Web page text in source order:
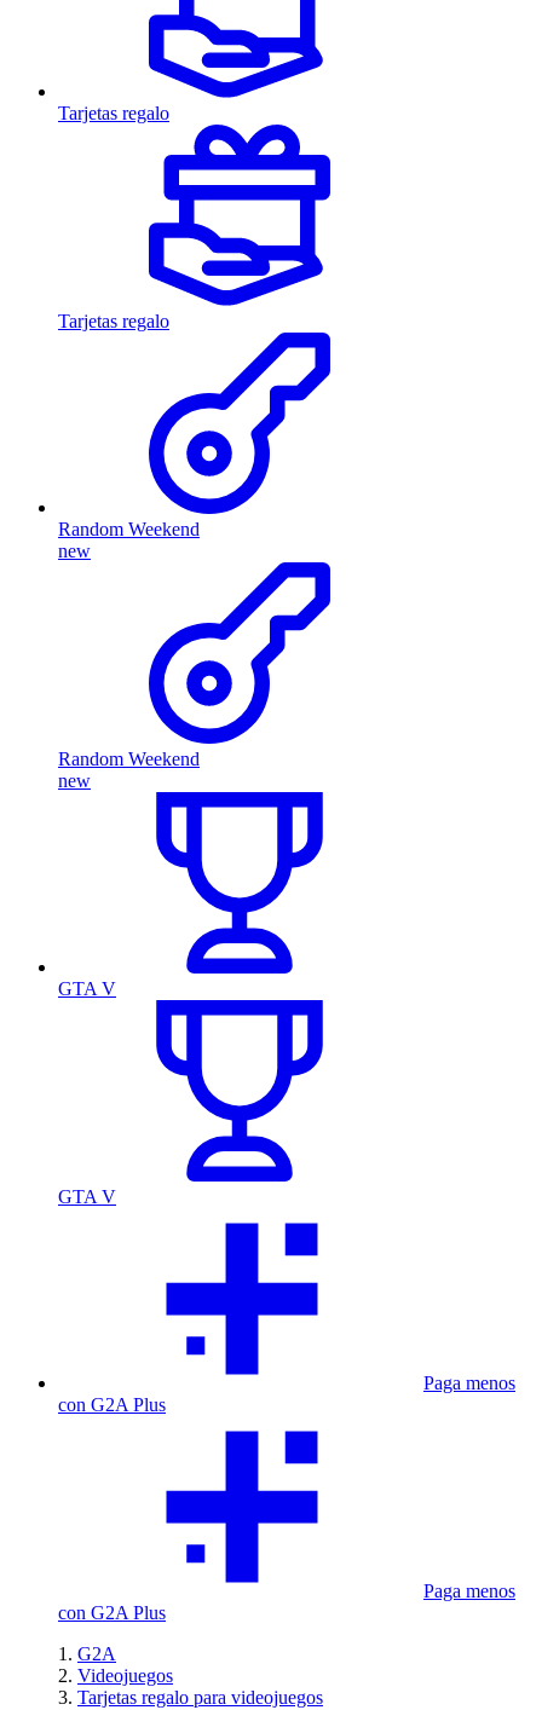
Tarjetas regalo
Tarjetas regalo
Random Weekend
new
Random Weekend
new
GTA V
GTA V
Paga menos
con G2A Plus
Paga menos
con G2A Plus
G2A
Videojuegos
Tarjetas regalo para videojuegos